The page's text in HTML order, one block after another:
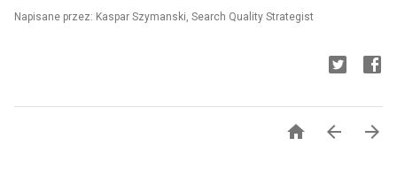
Napisane przez: Kaspar Szymanski, Search Quality Strategist
  